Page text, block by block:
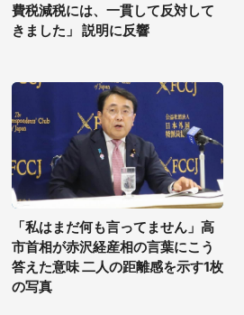
費税減税には、一貫して反対して
きました」 説明に反響
「私はまだ何も言ってません」高
市首相が赤沢経産相の言葉にこう
答えた意味 二人の距離感を示す1枚
の写真